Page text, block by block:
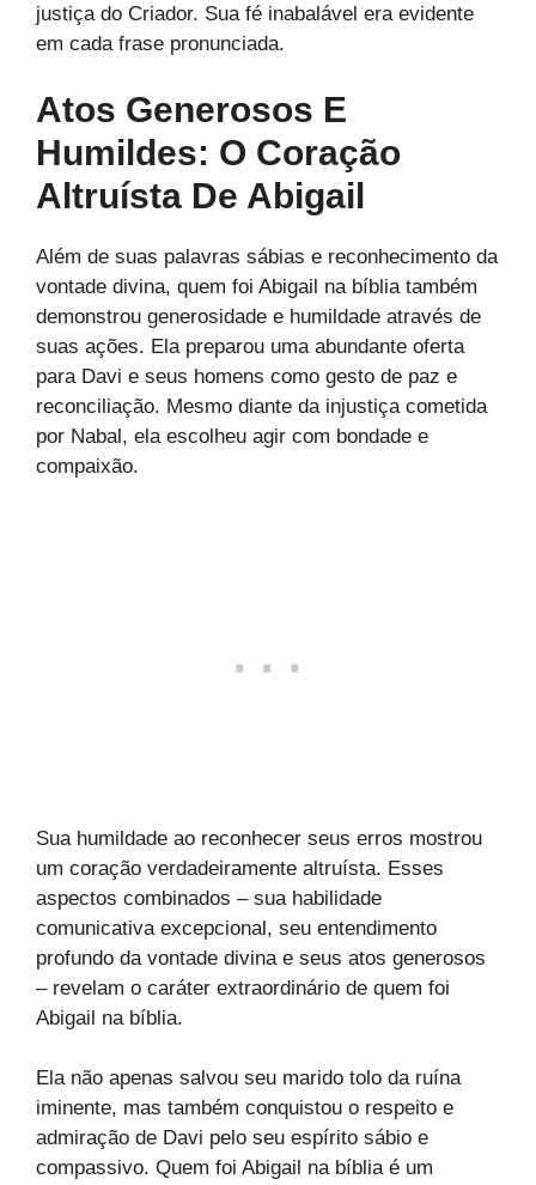
justiça do Criador. Sua fé inabalável era evidente
em cada frase pronunciada.
Atos Generosos E
Humildes: O Coração
Altruísta De Abigail
Além de suas palavras sábias e reconhecimento da
vontade divina, quem foi Abigail na bíblia também
demonstrou generosidade e humildade através de
suas ações. Ela preparou uma abundante oferta
para Davi e seus homens como gesto de paz e
reconciliação. Mesmo diante da injustiça cometida
por Nabal, ela escolheu agir com bondade e
compaixão.
Sua humildade ao reconhecer seus erros mostrou
um coração verdadeiramente altruísta. Esses
aspectos combinados – sua habilidade
comunicativa excepcional, seu entendimento
profundo da vontade divina e seus atos generosos
– revelam o caráter extraordinário de quem foi
Abigail na bíblia.
Ela não apenas salvou seu marido tolo da ruína
iminente, mas também conquistou o respeito e
admiração de Davi pelo seu espírito sábio e
compassivo. Quem foi Abigail na bíblia é um